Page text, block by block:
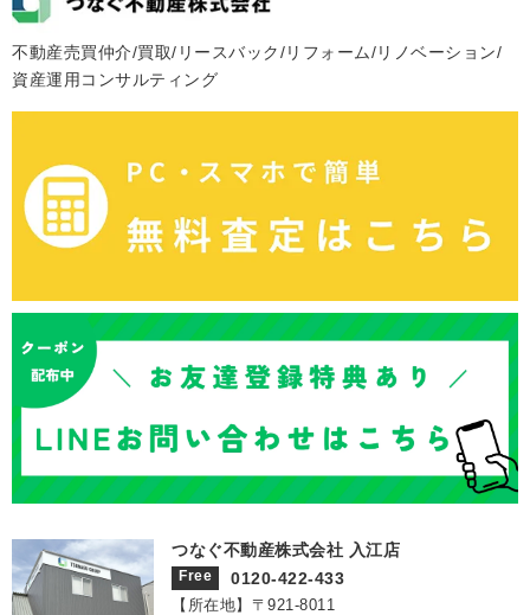
不動産売買仲介/買取/リースバック/リフォーム/リノベーション/
資産運用コンサルティング
つなぐ不動産株式会社 入江店
Free 0120-422-433
【所在地】〒921‐8011